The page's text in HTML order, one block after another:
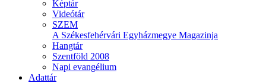
Képtár
Videótár
SZEM
A Székesfehérvári Egyházmegye Magazinja
Hangtár
Szentföld 2008
Napi evangélium
Adattár